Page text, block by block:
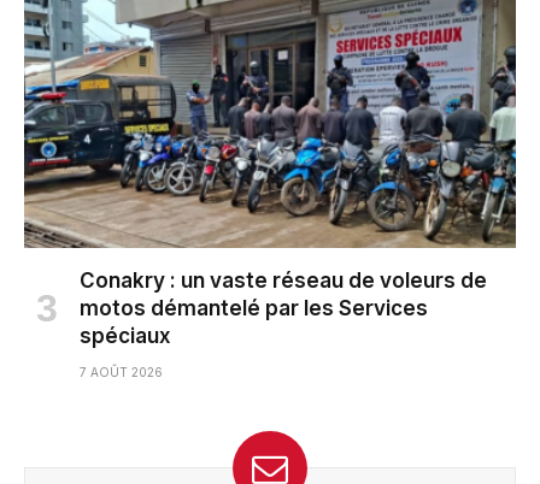
Conakry : un vaste réseau de voleurs de
motos démantelé par les Services
spéciaux
7 AOÛT 2026